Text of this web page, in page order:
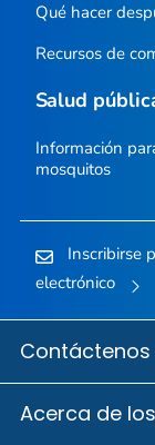
Qué hacer
Recursos de
Salud
Información
mosquitos
Inscribirse
electrónico
Contáctenos
Acerca de